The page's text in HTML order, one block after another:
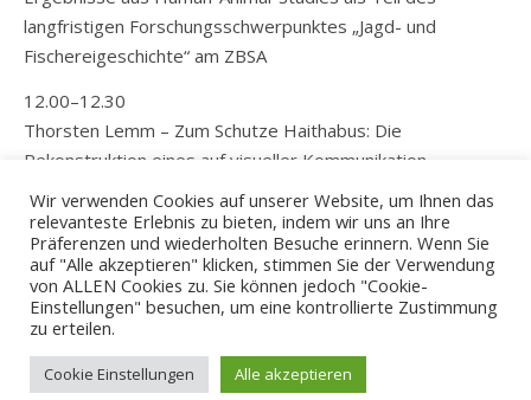
langfristigen Forschungsschwerpunktes „Jagd- und
Fischereigeschichte“ am ZBSA
12.00–12.30
Thorsten Lemm – Zum Schutze Haithabus: Die
Rekonstruktion eines auf visueller Kommunikation
basierenden Verteidigungssystems an der Schlei
© 2026 - ZBSA
Imprint Privacy policy
Wir verwenden Cookies auf unserer Website, um Ihnen das
relevanteste Erlebnis zu bieten, indem wir uns an Ihre
Präferenzen und wiederholten Besuche erinnern. Wenn Sie
auf "Alle akzeptieren" klicken, stimmen Sie der Verwendung
von ALLEN Cookies zu. Sie können jedoch "Cookie-
Einstellungen" besuchen, um eine kontrollierte Zustimmung
zu erteilen.
Cookie Einstellungen Alle akzeptieren